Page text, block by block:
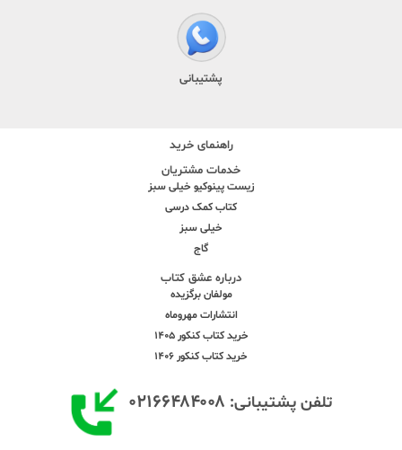
پشتیبانی
راهنمای خرید
خدمات مشتریان
زیست پینوکیو خیلی سبز
کتاب کمک درسی
خیلی سبز
گاج
درباره عشق کتاب
مولفان برگزیده
انتشارات مهروماه
خرید کتاب کنکور 1405
خرید کتاب کنکور 1406
تلفن پشتیبانی: ۰۲۱۶۶۴۸۴۰۰۸